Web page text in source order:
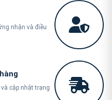
nhận và điều
cập nhật trạng